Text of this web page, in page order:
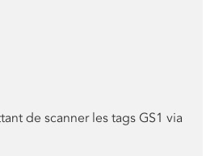
de scanner les tags GS1 via